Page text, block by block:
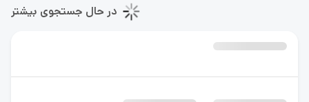
در حال جستجوی بیشتر